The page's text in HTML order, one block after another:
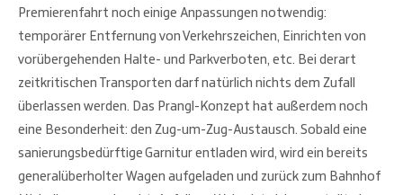
Premierenfahrt noch einige Anpassungen notwendig:
temporärer Entfernung von Verkehrszeichen, Einrichten von
vorübergehenden Halte- und Parkverboten, etc. Bei derart
zeitkritischen Transporten darf natürlich nichts dem Zufall
überlassen werden. Das Prangl-Konzept hat außerdem noch
eine Besonderheit: den Zug-um-Zug-Austausch. Sobald eine
sanierungsbedürftige Garnitur entladen wird, wird ein bereits
generalüberholter Wagen aufgeladen und zurück zum Bahnhof